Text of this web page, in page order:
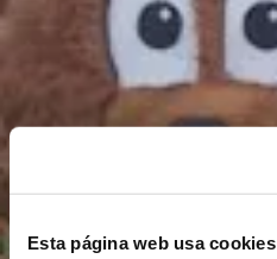
Esta página web usa cookies